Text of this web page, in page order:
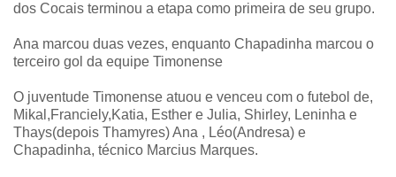
dos Cocais terminou a etapa como primeira de seu grupo.
Ana marcou duas vezes, enquanto Chapadinha marcou o
terceiro gol da equipe Timonense
O juventude Timonense atuou e venceu com o futebol de,
Mikal,Franciely,Katia, Esther e Julia, Shirley, Leninha e
Thays(depois Thamyres) Ana , Léo(Andresa) e
Chapadinha, técnico Marcius Marques.